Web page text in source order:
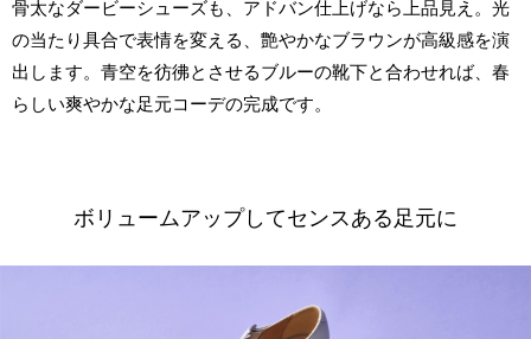
骨太なダービーシューズも、アドバン仕上げなら上品見え。光
の当たり具合で表情を変える、艶やかなブラウンが高級感を演
出します。青空を彷彿とさせるブルーの靴下と合わせれば、春
らしい爽やかな足元コーデの完成です。
ボリュームアップしてセンスある足元に